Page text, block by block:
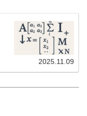
2025.11.09